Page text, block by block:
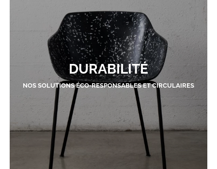
DURABILITÉ
NOS SOLUTIONS ÉCO-RESPONSABLES ET CIRCULAIRES